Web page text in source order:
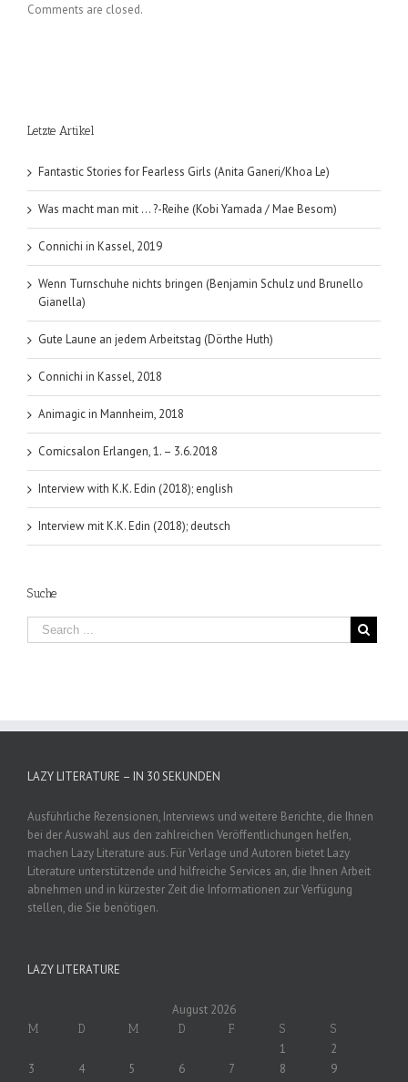
Comments are closed.
Letzte Artikel
Fantastic Stories for Fearless Girls (Anita Ganeri/Khoa Le)
Was macht man mit … ?-Reihe (Kobi Yamada / Mae Besom)
Connichi in Kassel, 2019
Wenn Turnschuhe nichts bringen (Benjamin Schulz und Brunello
Gianella)
Gute Laune an jedem Arbeitstag (Dörthe Huth)
Connichi in Kassel, 2018
Animagic in Mannheim, 2018
Comicsalon Erlangen, 1. – 3.6.2018
Interview with K.K. Edin (2018); english
Interview mit K.K. Edin (2018); deutsch
Suche
LAZY LITERATURE – IN 30 SEKUNDEN
Ausführliche Rezensionen, Interviews und weitere Berichte, die Ihnen
bei der Auswahl aus den zahlreichen Veröffentlichungen helfen,
machen Lazy Literature aus. Für Verlage und Autoren bietet Lazy
Literature unterstützende und hilfreiche Services an, die Ihnen Arbeit
abnehmen und in kürzester Zeit die Informationen zur Verfügung
stellen, die Sie benötigen.
LAZY LITERATURE
August 2026
M D M D F S S
1
2
3
4 5 6 7 8
9